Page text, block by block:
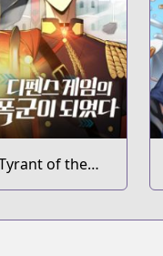
of the
Defense